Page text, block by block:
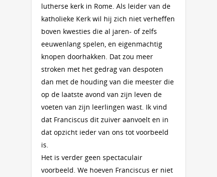
lutherse kerk in Rome. Als leider van de
katholieke Kerk wil hij zich niet verheffen
boven kwesties die al jaren- of zelfs
eeuwenlang spelen, en eigenmachtig
knopen doorhakken. Dat zou meer
stroken met het gedrag van despoten
dan met de houding van die meester die
op de laatste avond van zijn leven de
voeten van zijn leerlingen wast. Ik vind
dat Franciscus dit zuiver aanvoelt en in
dat opzicht ieder van ons tot voorbeeld
is.
Het is verder geen spectaculair
voorbeeld. We hoeven Franciscus er niet